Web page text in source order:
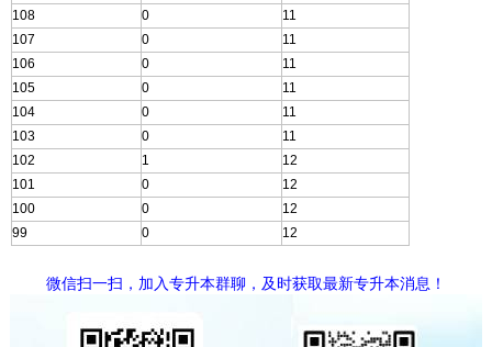
108
0
11
107
0
11
106
0
11
105
0
11
104
0
11
103
0
11
102
1
12
101
0
12
100
0
12
99
0 12
微信扫一扫，加入专升本群聊，及时获取最新专升本消息！